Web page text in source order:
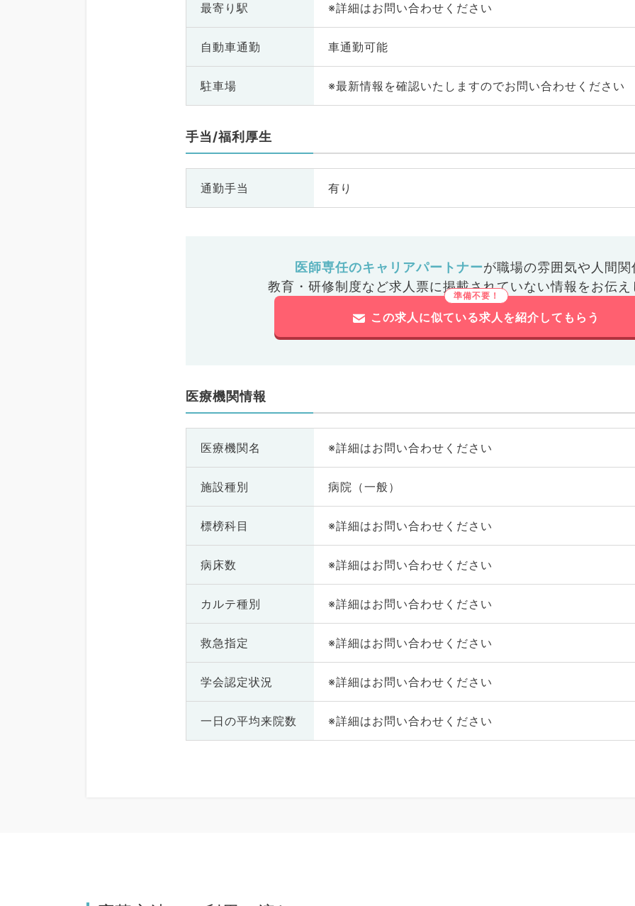
最寄り駅 ※詳細はお問い合わせください
自動車通勤 車通勤可能
駐車場 ※最新情報を確認いたしますのでお問い合わせください
手当/福利厚生
通勤手当 有り
医師専任のキャリアパートナーが職場の雰囲気や人間関
教育・研修制度など求人票に掲載されていない情報をお伝え
この求人に似ている求人を紹介してもらう
医療機関情報
医療機関名 ※詳細はお問い合わせください
施設種別 病院（一般）
標榜科目 ※詳細はお問い合わせください
病床数 ※詳細はお問い合わせください
カルテ種別 ※詳細はお問い合わせください
救急指定 ※詳細はお問い合わせください
学会認定状況 ※詳細はお問い合わせください
一日の平均来院数 ※詳細はお問い合わせください